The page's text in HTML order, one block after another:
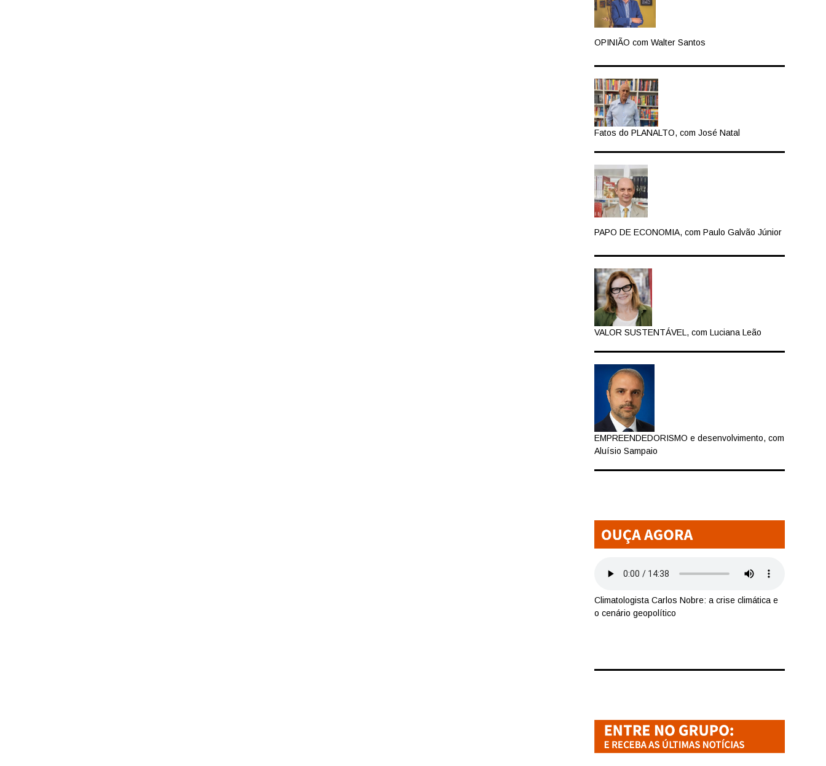
OPINIÃO com Walter Santos
Fatos do PLANALTO, com José Natal
PAPO DE ECONOMIA, com Paulo Galvão Júnior
VALOR SUSTENTÁVEL, com Luciana Leão
EMPREENDEDORISMO e desenvolvimento, com
Aluísio Sampaio
Climatologista Carlos Nobre: a crise climática e
o cenário geopolítico